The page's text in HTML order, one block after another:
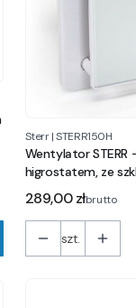
Sterr|STERR150H
Wentylator STERR
higrostatem, ze
Cena
289,00 złbrutto
szt.